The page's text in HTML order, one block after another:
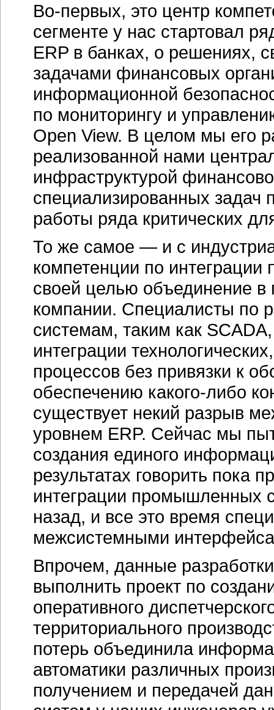
Во-первых, это центр
сегменте у нас стартовал
ERP в банках, о решениях,
задачами финансовых
информационной
по мониторингу и
Open View. В целом мы его
реализованной нами
инфраструктурой
специализированных задач
работы ряда критических
То же самое — и с
компетенции по
своей целью объединение в
компании. Специалисты по
системам, таким как
интеграции
процессов без привязки к
обеспечению какого-либо
существует некий разрыв
уровнем ERP. Сейчас мы
создания единого
результатах говорить пока
интеграции промышленных
назад, и все это время
межсистемными
Впрочем, данные
выполнить проект по
оперативного
территориального
потерь объединила
автоматики различных
получением и передачей